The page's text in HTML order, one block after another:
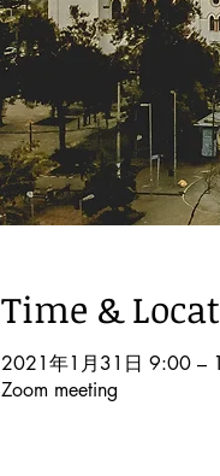
Time &
2021年1月31日 9:00 –
Zoom meeting